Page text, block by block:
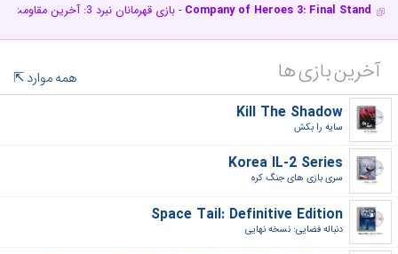
Company of Heroes 3: Final Stand - بازی قهرمانان نبرد 3: آخرین مقاومت
آخرین بازی ها
همه موارد
Kill The Shadow
سایه را بکش‎
Korea IL-2 Series
سری بازی های جنگ کره‎
Space Tail: Definitive Edition
دنباله فضایی: نسخه نهایی‎